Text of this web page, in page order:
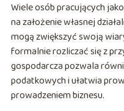
Wiele osób pracujących
na założenie własnej
mogą zwiększyć swoją
formalnie rozliczać się z
gospodarcza pozwala
podatkowych i ułatwia
prowadzeniem biznesu.